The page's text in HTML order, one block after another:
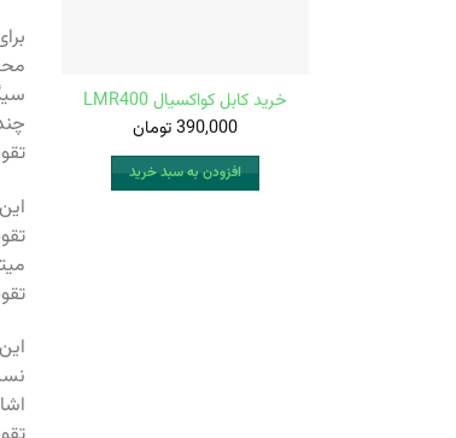
خرید کابل کواکسیال LMR400
390,000تومان
افزودن به سبد خرید